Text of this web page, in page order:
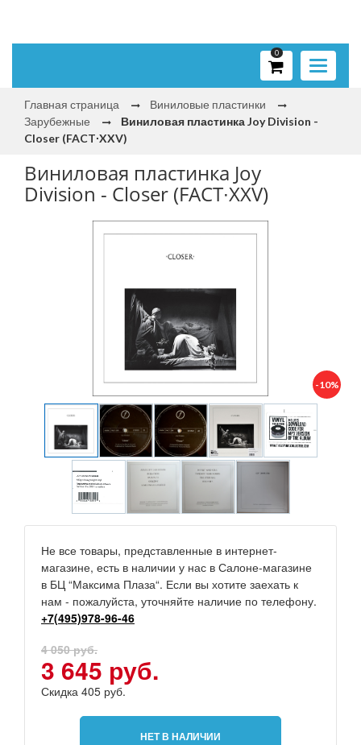
Toggle
0
Главная страница
Виниловые пластинки
Зарубежные
Виниловая пластинка Joy Division -
Closer (FACT∙XXV)
Виниловая пластинка Joy
Division - Closer (FACT∙XXV)
-10%
Не все товары, представленные в интернет-
магазине, есть в наличии у нас в Салоне-магазине
в БЦ “Максима Плаза“. Если вы хотите заехать к
нам - пожалуйста, уточняйте наличие по телефону.
+7(495)978-96-46
4 050 руб.
3 645 руб.
Скидка 405 руб.
НЕТ В НАЛИЧИИ